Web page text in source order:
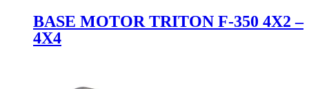
BASE MOTOR TRITON F-350 4X2 –
4X4